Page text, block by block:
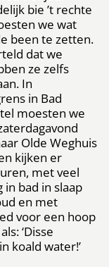
bie ’t rechte
we wat
been te zetten.
dat we
ze zelfs
In
in Bad
moesten we
Olde Weghuis
kijken er
met veel
in bad in slaap
en met
voor een hoop
‘Disse
koald water!’